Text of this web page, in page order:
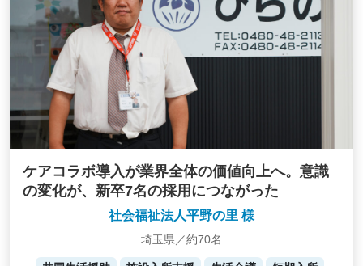
ケアコラボ導入が業界全体の価値向上へ。意識
の変化が、新卒7名の採用につながった
社会福祉法人平野の里 様
埼玉県／約70名